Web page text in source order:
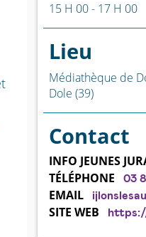
15 H 00 - 17 H 00
Lieu
Médiathèque de
Dole (39)
Contact
INFO JEUNES
TÉLÉPHONE
03
EMAIL
SITE WEB